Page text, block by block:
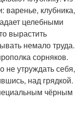
варенье, клубника,
целебными
вырастить
немало труда.
сорняков.
не утруждать себя,
над грядкой.
чёрным